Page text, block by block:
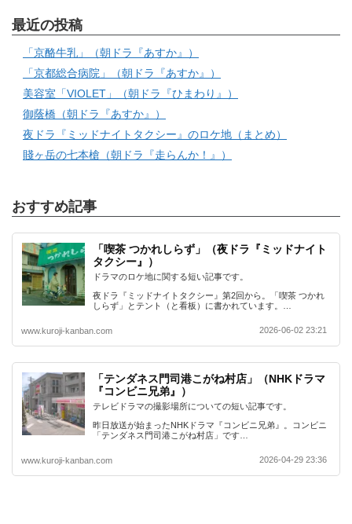
最近の投稿
「京酪牛乳」（朝ドラ『あすか』）
「京都総合病院」（朝ドラ『あすか』）
美容室「VIOLET」（朝ドラ『ひまわり』）
御蔭橋（朝ドラ『あすか』）
夜ドラ『ミッドナイトタクシー』のロケ地（まとめ）
賤ヶ岳の七本槍（朝ドラ『走らんか！』）
おすすめ記事
「喫茶 つかれしらず」（夜ドラ『ミッドナイト
タクシー』）
ドラマのロケ地に関する短い記事です。
夜ドラ『ミッドナイトタクシー』第2回から。「喫茶 つかれ
しらず」とテント（と看板）に書かれています。…
www.kuroji-kanban.com 2026-06-02 23:21
「テンダネス門司港こがね村店」（NHKドラマ
『コンビニ兄弟』）
テレビドラマの撮影場所についての短い記事です。
昨日放送が始まったNHKドラマ『コンビニ兄弟』。コンビニ
「テンダネス門司港こがね村店」です…
www.kuroji-kanban.com 2026-04-29 23:36